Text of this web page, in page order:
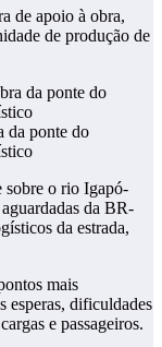
de apoio à obra,
de produção de
da ponte do
sobre o rio Igapó-
da BR-
da estrada,
mais
esperas, dificuldades
e passageiros.